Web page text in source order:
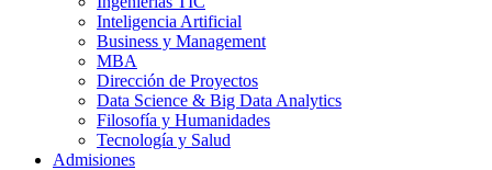
Inteligencia Artificial
Business y Management
MBA
Dirección de Proyectos
Data Science & Big Data Analytics
Filosofía y Humanidades
Tecnología y Salud
Admisiones